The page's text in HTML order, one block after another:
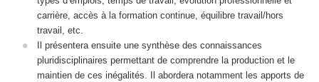
carrière, accès à la formation continue, équilibre travail/hors
travail, etc.
Il présentera ensuite une synthèse des connaissances
pluridisciplinaires permettant de comprendre la production et le
maintien de ces inégalités. Il abordera notamment les apports de